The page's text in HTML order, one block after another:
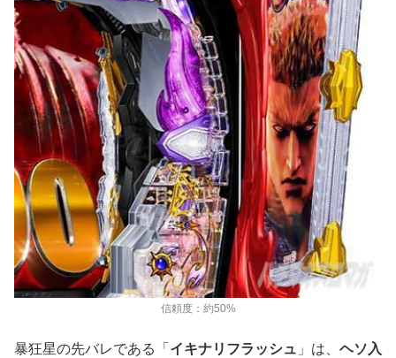
信頼度：約50%
暴狂星の先バレである「 イキナリフラッシュ 」は、 ヘソ入